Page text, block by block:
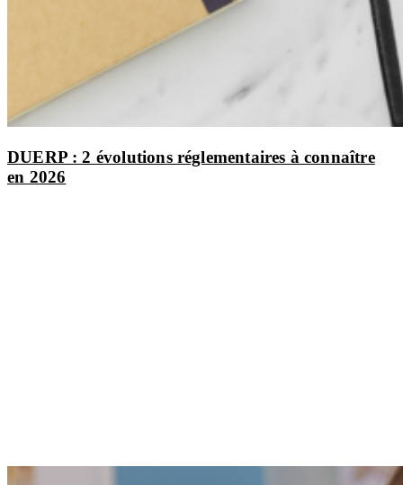
DUERP : 2 évolutions réglementaires à connaître
en 2026